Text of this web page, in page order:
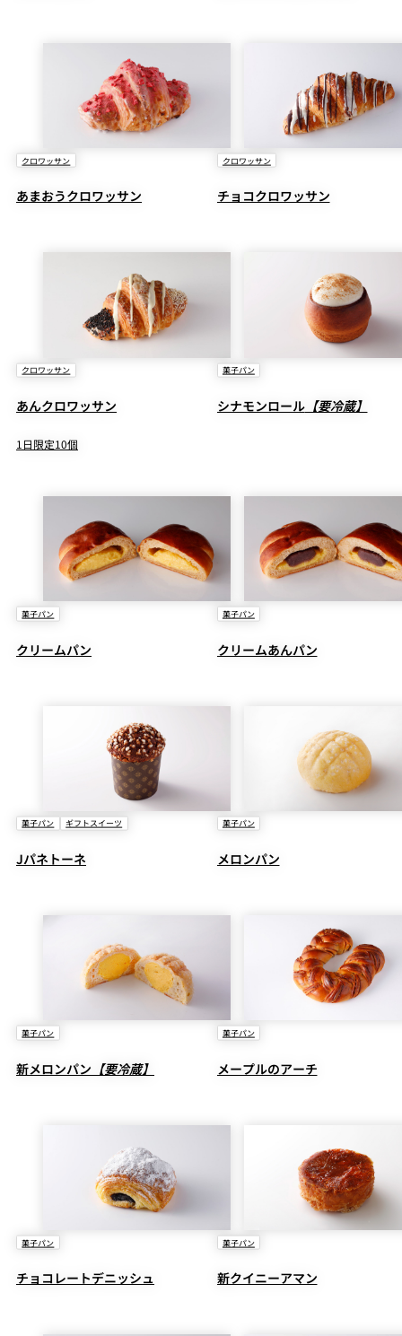
クロワッサン
あまおうクロワッサン
クロワッサン
チョコクロワッサン
クロワッサン
あんクロワッサン
1日限定10個
菓子パン
シナモンロール【要冷蔵】
菓子パン
クリームパン
菓子パン
クリームあんパン
菓子パン ギフトスイーツ
Jパネトーネ
菓子パン
メロンパン
菓子パン
新メロンパン 【要冷蔵】
菓子パン
メープルのアーチ
菓子パン
チョコレートデニッシュ
菓子パン
新クイニーアマン